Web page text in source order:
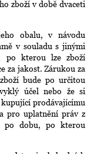
zboží v době dvaceti
obalu, v návodu
v souladu s jinými
po kterou lze zboží
za jakost. Zárukou za
bude po určitou
účel nebo že si
prodávajícímu
pro uplatnění práv z
po dobu, po kterou